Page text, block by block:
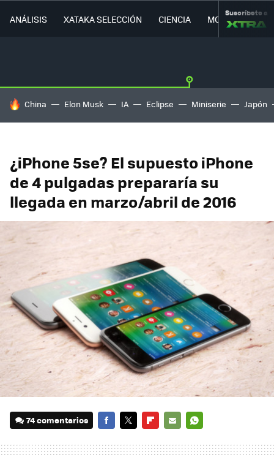
ANÁLISIS XATAKA SELECCIÓN CIENCIA MOVILIDAD
Suscríbete a
HOY SE HABLA DE
China Elon Musk IA Eclipse Miniserie Japón
¿iPhone 5se? El supuesto iPhone
de 4 pulgadas prepararía su
llegada en marzo/abril de 2016
74 comentarios
MAIL